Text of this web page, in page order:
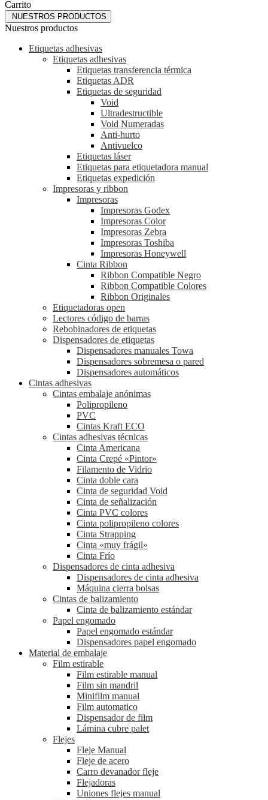
Carrito
NUESTROS PRODUCTOS
Nuestros productos
Etiquetas adhesivas
Etiquetas adhesivas
Etiquetas transferencia térmica
Etiquetas ADR
Etiquetas de seguridad
Void
Ultradestructible
Void Numeradas
Anti-hurto
Antivuelco
Etiquetas láser
Etiquetas para etiquetadora manual
Etiquetas expedición
Impresoras y ribbon
Impresoras
Impresoras Godex
Impresoras Color
Impresoras Zebra
Impresoras Toshiba
Impresoras Honeywell
Cinta Ribbon
Ribbon Compatible Negro
Ribbon Compatible Colores
Ribbon Originales
Etiquetadoras open
Lectores código de barras
Rebobinadores de etiquetas
Dispensadores de etiquetas
Dispensadores manuales Towa
Dispensadores sobremesa o pared
Dispensadores automáticos
Cintas adhesivas
Cintas embalaje anónimas
Polipropileno
PVC
Cintas Kraft ECO
Cintas adhesivas técnicas
Cinta Americana
Cinta Crepé «Pintor»
Filamento de Vidrio
Cinta doble cara
Cinta de seguridad Void
Cinta de señalización
Cinta PVC colores
Cinta polipropileno colores
Cinta Strapping
Cinta «muy frágil»
Cinta Frío
Dispensadores de cinta adhesiva
Dispensadores de cinta adhesiva
Máquina cierra bolsas
Cintas de balizamiento
Cinta de balizamiento estándar
Papel engomado
Papel engomado estándar
Dispensadores papel engomado
Material de embalaje
Film estirable
Film estirable manual
Film sin mandril
Minifilm manual
Film automatico
Dispensador de film
Lámina cubre palet
Flejes
Fleje Manual
Fleje de acero
Carro devanador fleje
Flejadoras
Uniones flejes manual